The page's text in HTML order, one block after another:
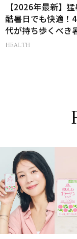
【2026年最新】猛
酷暑日でも快適！
代が持ち歩くべき
策グッズ
HEALTH